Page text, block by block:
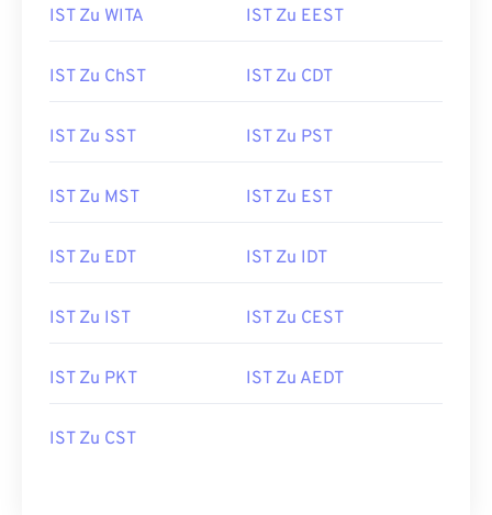
IST Zu WITA IST Zu EEST
IST Zu ChST IST Zu CDT
IST Zu SST IST Zu PST
IST Zu MST IST Zu EST
IST Zu EDT IST Zu IDT
IST Zu IST IST Zu CEST
IST Zu PKT IST Zu AEDT
IST Zu CST